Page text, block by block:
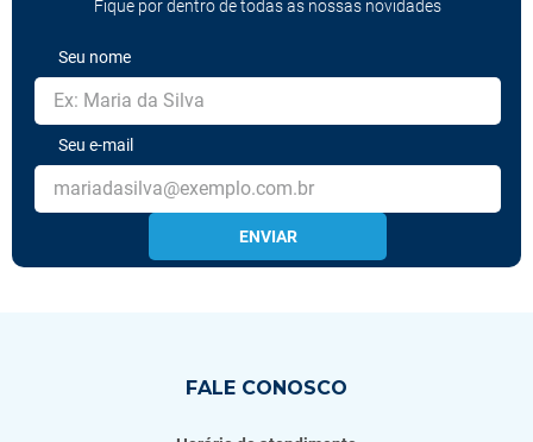
Fique por dentro de todas as nossas novidades
Seu nome
Seu e-mail
ENVIAR
FALE CONOSCO